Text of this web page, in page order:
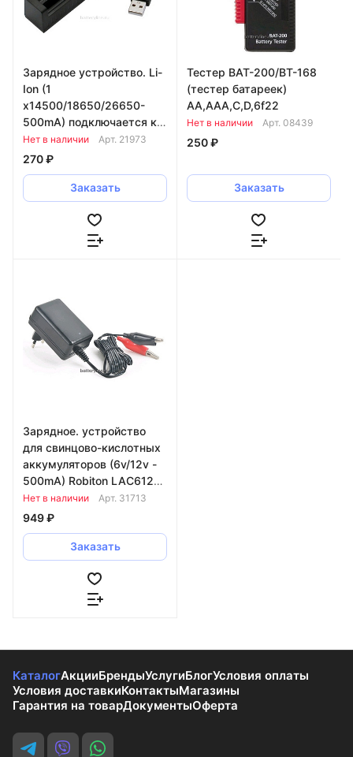
Зарядное устройство. Li-
Ion (1
x14500/18650/26650-
500mA) подключается к
USB
Нет в наличии Арт. 21973
270 ₽
Заказать
Тестер BAT-200/BT-168
(тестер батареек)
AA,AAA,C,D,6f22
Нет в наличии Арт. 08439
250 ₽
Заказать
Зарядное. устройство
для свинцово-кислотных
аккумуляторов (6v/12v -
500mA) Robiton LAC612-
500 крокодилы 949980
Нет в наличии Арт. 31713
949 ₽
Заказать
КаталогАкцииБрендыУслугиБлогУсловия оплаты
Условия доставкиКонтактыМагазины
Гарантия на товарДокументыОферта